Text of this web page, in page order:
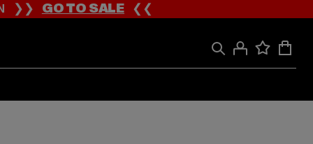
❯❯ GO TO SALE ❮❮